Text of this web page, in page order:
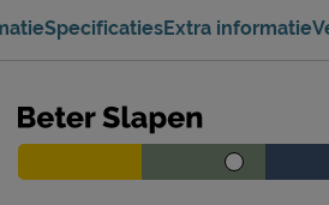
SpecificatiesExtra informatie